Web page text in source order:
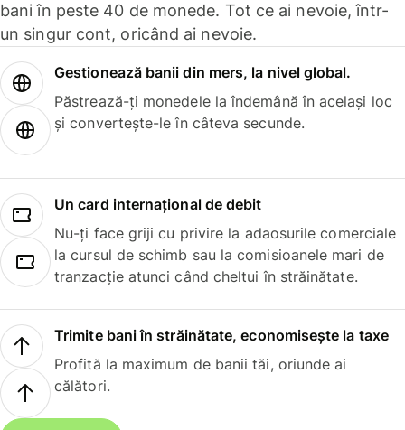
bani în peste 40 de monede. Tot ce ai nevoie, într-
un singur cont, oricând ai nevoie.
Gestionează banii din mers, la nivel global.
Păstrează-ți monedele la îndemână în același loc
și convertește-le în câteva secunde.
Un card internațional de debit
Nu-ți face griji cu privire la adaosurile comerciale
la cursul de schimb sau la comisioanele mari de
tranzacție atunci când cheltui în străinătate.
Trimite bani în străinătate, economisește la taxe
Profită la maximum de banii tăi, oriunde ai
călători.